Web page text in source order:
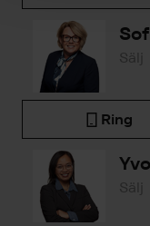
Sälj
Ring
Sälj